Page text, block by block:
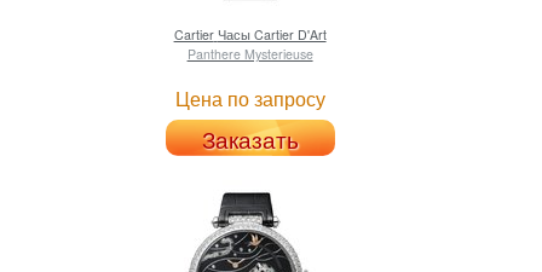
Cartier Часы Cartier D'Art
Panthere Mysterieuse
Цена по запросу
Заказать